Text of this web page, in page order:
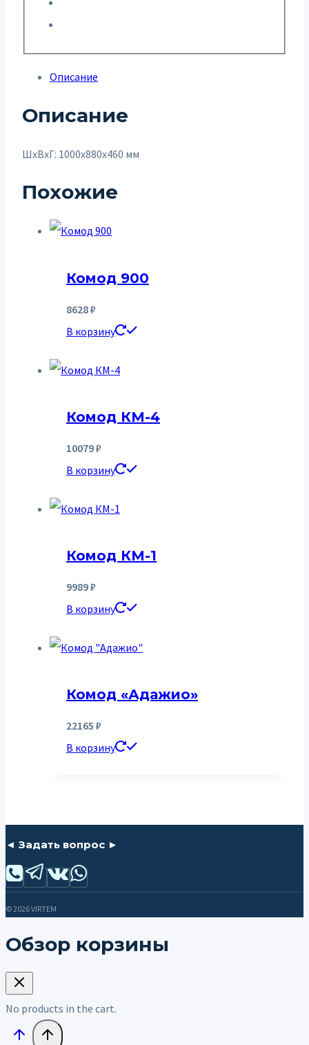
Описание
Описание
ШxВxГ: 1000x880x460 мм
Похожие
Комод 900
8628₽
В корзину
Комод КМ-4
10079₽
В корзину
Комод КМ-1
9989₽
В корзину
Комод «Адажио»
22165 ₽
В корзину
◄ Задать вопрос ►
© 2026 VIRTEM
Обзор корзины
No products in the cart.